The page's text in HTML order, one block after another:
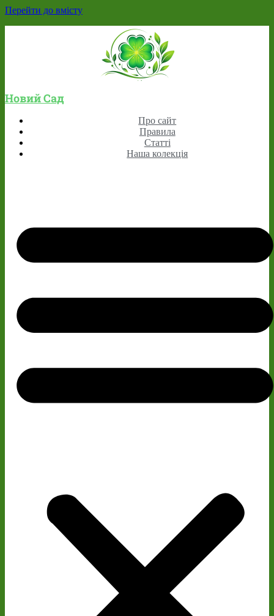
Перейти до вмісту
Новий Сад
Про сайт
Правила
Статті
Наша колекція